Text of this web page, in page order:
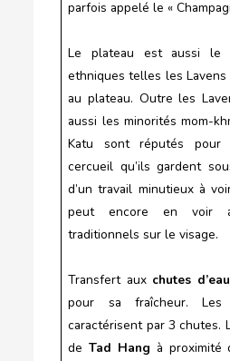
parfois appelé le «
Le plateau est aussi le
ethniques telles les
au plateau. Outre les
aussi les minorités mom-
Katu sont réputés
cercueil qu’ils gardent
d’un travail minutieux à
peut encore en voir
traditionnels sur le visage.
Transfert aux chutes
pour sa fraîcheur.
caractérisent par 3 chutes.
deTad Hang à proximité